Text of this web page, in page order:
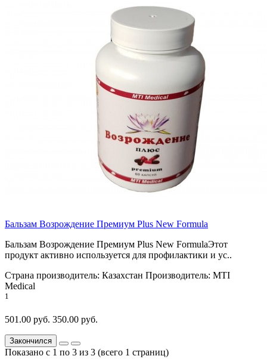
Бальзам Возрождение Премиум Plus New Formula
Бальзам Возрождение Премиум Plus New FormulaЭтот
продукт активно используется для профилактики и ус..
Страна производитель: Казахстан Производитель: MTI
Medical
1
501.00 руб. 350.00 руб.
Закончился
Показано с 1 по 3 из 3 (всего 1 страниц)